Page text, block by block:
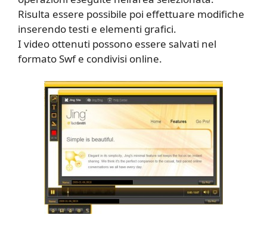
Risulta essere possibile poi effettuare modifiche
inserendo testi e elementi grafici.
I video ottenuti possono essere salvati nel
formato Swf e condivisi online.